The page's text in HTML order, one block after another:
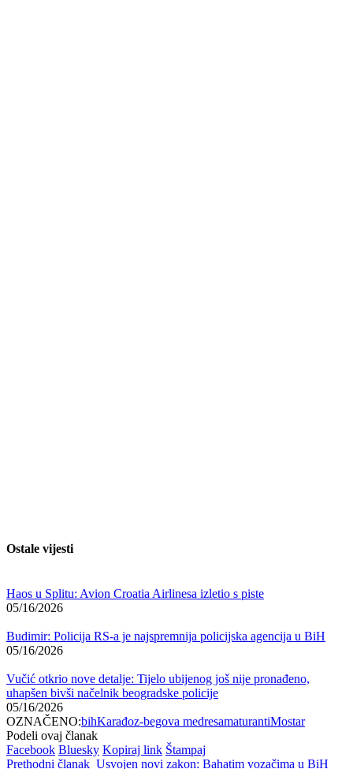
Ostale vijesti
Haos u Splitu: Avion Croatia Airlinesa izletio s piste
05/16/2026
Budimir: Policija RS-a je najspremnija policijska agencija u BiH
05/16/2026
Vučić otkrio nove detalje: Tijelo ubijenog još nije pronađeno,
uhapšen bivši načelnik beogradske policije
05/16/2026
OZNAČENO:bihKarađoz-begova medresamaturantiMostar
Podeli ovaj članak
Facebook Bluesky Kopiraj link Štampaj
Prethodni članak Usvojen novi zakon: Bahatim vozačima u BiH